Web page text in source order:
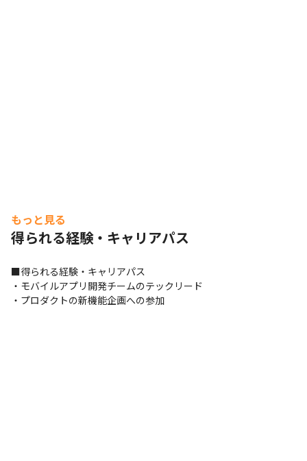
もっと見る
得られる経験・キャリアパス
■得られる経験・キャリアパス
・モバイルアプリ開発チームのテックリード
・プロダクトの新機能企画への参加